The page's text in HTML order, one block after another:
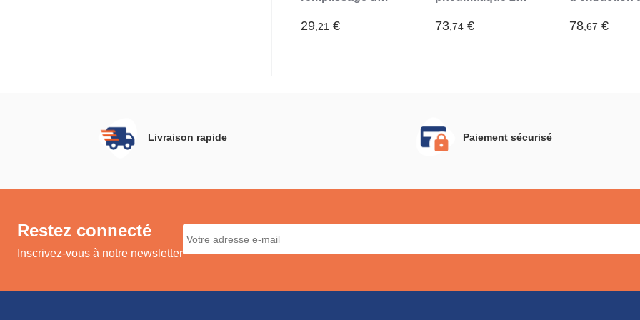
L (Blanc)
29 ,21 € 73,74€
pneumatique
bouteille
78,67 €
Livraison rapide Paiement sécurisé
Restez connecté
Inscrivez-vous à notre newsletter